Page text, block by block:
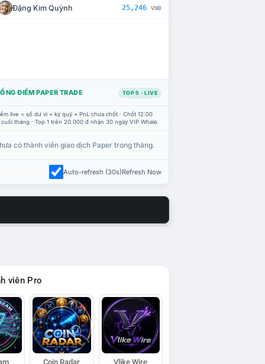
Đặng Kim Quỳnh 25,246 VNĐ
ĐIỂM PAPER TRADE TOP 5 · LIVE
live = số dư ví + ký quỹ + PnL chưa chốt · Chốt 12:00
tháng · Top 1 trên 20.000 đ nhận 30 ngày VIP Whale.
có thành viên giao dịch Paper trong tháng.
Auto-refresh (30s)Refresh Now
viên Pro
Coin Radar Vlike Wire